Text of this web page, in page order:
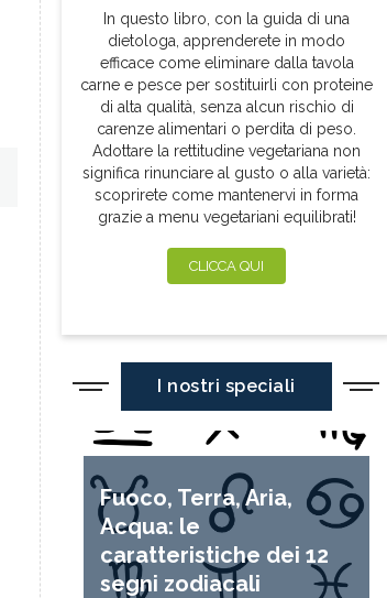
In questo libro, con la guida di una
dietologa, apprenderete in modo
efficace come eliminare dalla tavola
carne e pesce per sostituirli con proteine
di alta qualità, senza alcun rischio di
carenze alimentari o perdita di peso.
Adottare la rettitudine vegetariana non
significa rinunciare al gusto o alla varietà:
scoprirete come mantenervi in forma
grazie a menu vegetariani equilibrati!
CLICCA QUI
I nostri speciali
Fuoco, Terra, Aria,
Acqua: le
caratteristiche dei 12
segni zodiacali